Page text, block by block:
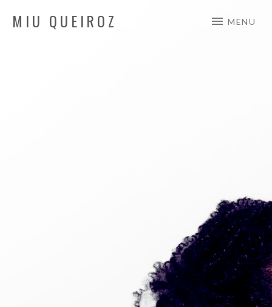
MIU QUEIROZ MENU
DEEP BREATH,
UMA HISTÓRIA